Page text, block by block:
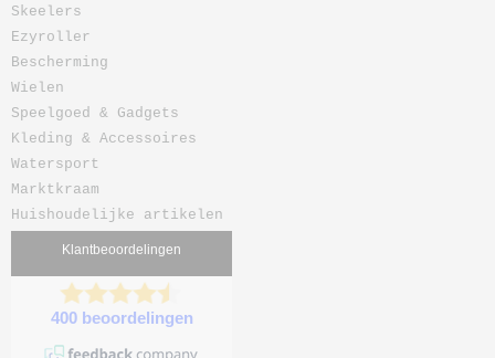
Skeelers
Ezyroller
Bescherming
Wielen
Speelgoed & Gadgets
Kleding & Accessoires
Watersport
Marktkraam
Huishoudelijke artikelen